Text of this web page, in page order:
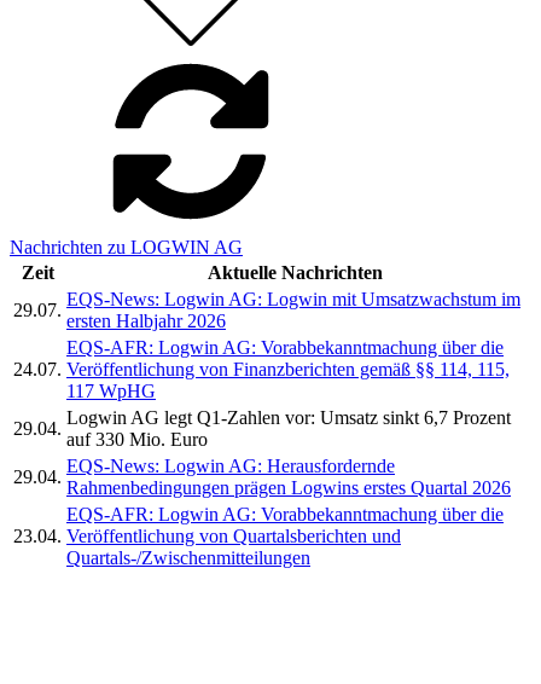
Nachrichten zu LOGWIN AG
Zeit
Aktuelle Nachrichten
29.07.
EQS-News: Logwin AG: Logwin mit Umsatzwachstum im
ersten Halbjahr 2026
24.07.
EQS-AFR: Logwin AG: Vorabbekanntmachung über die
Veröffentlichung von Finanzberichten gemäß §§ 114, 115,
117 WpHG
29.04.
Logwin AG legt Q1-Zahlen vor: Umsatz sinkt 6,7 Prozent
auf 330 Mio. Euro
29.04.
EQS-News: Logwin AG: Herausfordernde
Rahmenbedingungen prägen Logwins erstes Quartal 2026
23.04.
EQS-AFR: Logwin AG: Vorabbekanntmachung über die
Veröffentlichung von Quartalsberichten und
Quartals-/Zwischenmitteilungen